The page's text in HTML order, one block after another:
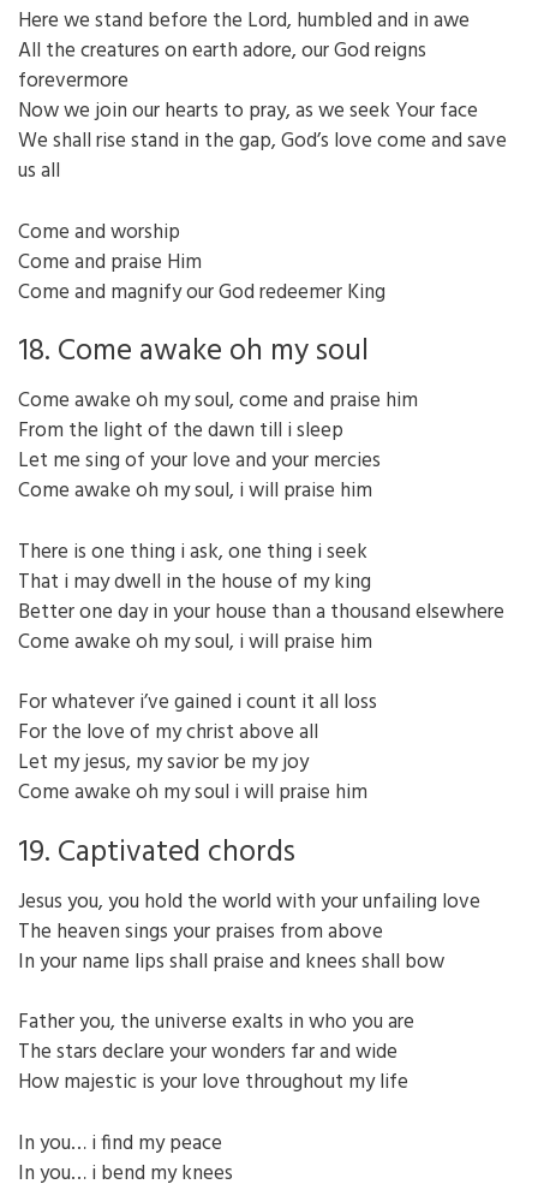
Here we stand before the Lord, humbled and in awe
All the creatures on earth adore, our God reigns
forevermore
Now we join our hearts to pray, as we seek Your face
We shall rise stand in the gap, God’s love come and save
us all
Come and worship
Come and praise Him
Come and magnify our God redeemer King
18. Come awake oh my soul
Come awake oh my soul, come and praise him
From the light of the dawn till i sleep
Let me sing of your love and your mercies
Come awake oh my soul, i will praise him
There is one thing i ask, one thing i seek
That i may dwell in the house of my king
Better one day in your house than a thousand elsewhere
Come awake oh my soul, i will praise him
For whatever i’ve gained i count it all loss
For the love of my christ above all
Let my jesus, my savior be my joy
Come awake oh my soul i will praise him
19. Captivated chords
Jesus you, you hold the world with your unfailing love
The heaven sings your praises from above
In your name lips shall praise and knees shall bow
Father you, the universe exalts in who you are
The stars declare your wonders far and wide
How majestic is your love throughout my life
In you… i find my peace
In you… i bend my knees